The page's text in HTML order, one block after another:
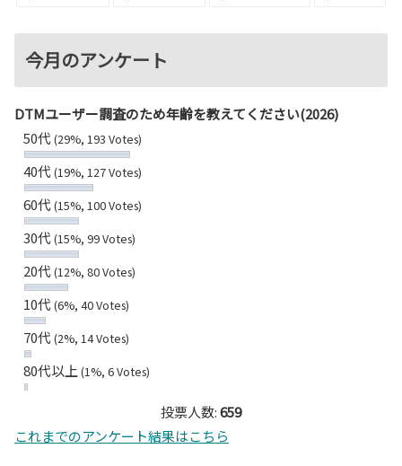
今月のアンケート
DTMユーザー調査のため年齢を教えてください(2026)
50代(29%, 193 Votes)
40代(19%, 127 Votes)
60代(15%, 100 Votes)
30代(15%, 99 Votes)
20代(12%, 80 Votes)
10代(6%, 40 Votes)
70代(2%, 14 Votes)
80代以上 (1%, 6 Votes)
投票人数:659
これまでのアンケート結果はこちら